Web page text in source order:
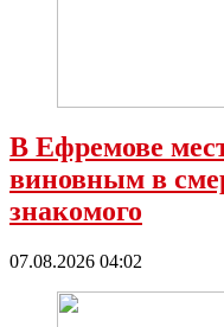
В Ефремове
виновным в
знакомого
07.08.2026 04:02